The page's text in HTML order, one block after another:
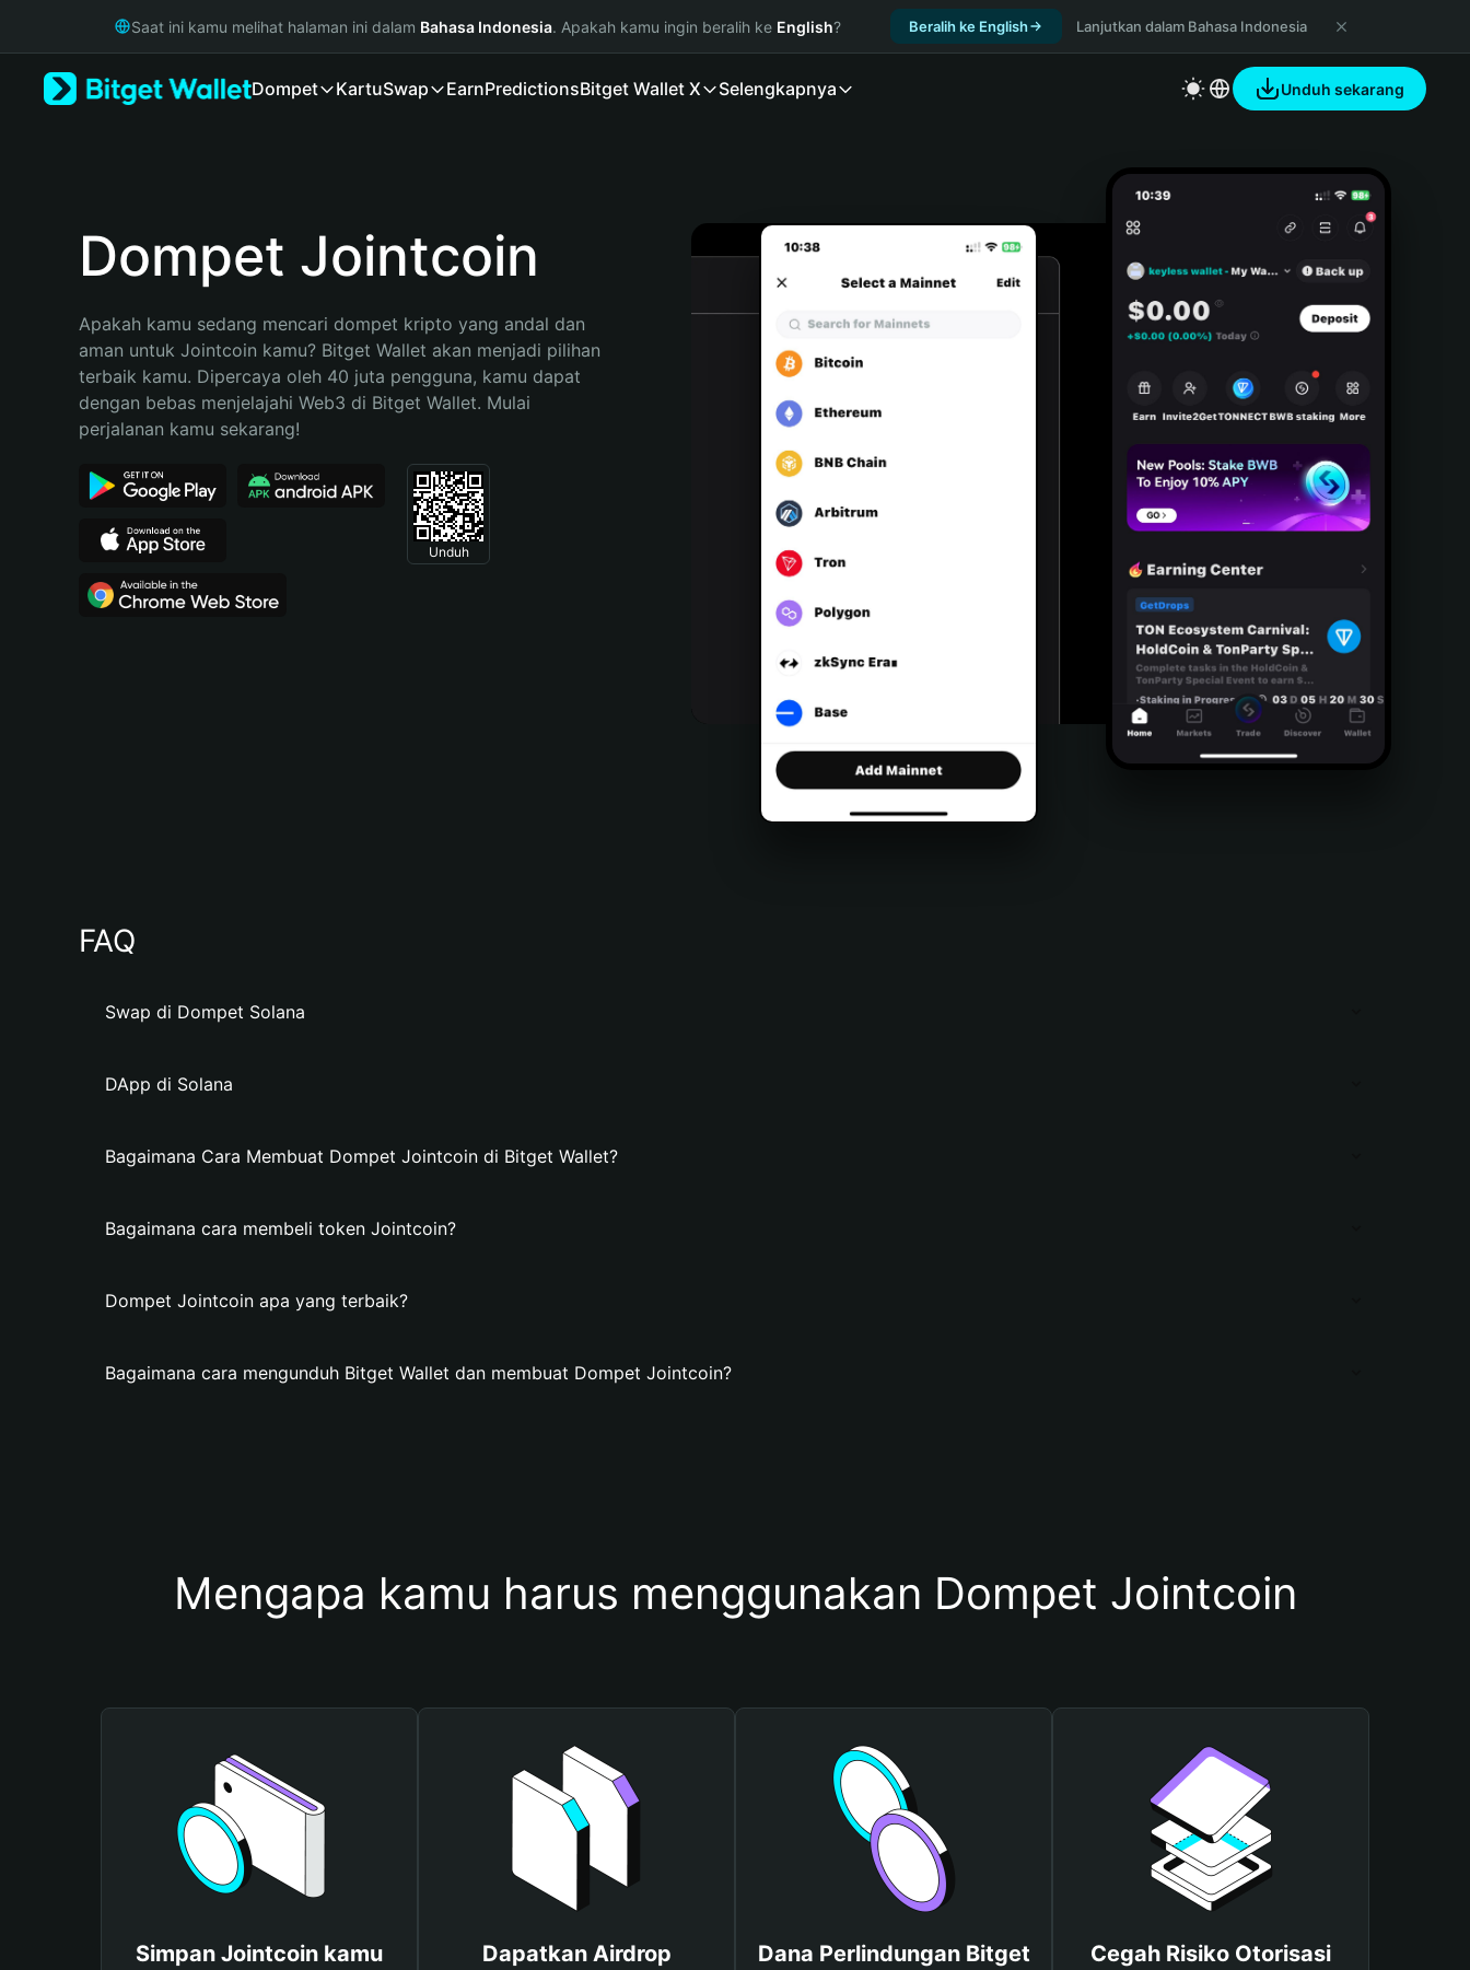
Русский
Bahasa Indonesia
Español (Argentina)
Saat ini kamu melihat halaman ini dalam Bahasa Indonesia. Apakah kamu ingin beralih ke English? Beralih ke English Lanjutkan dalam Bahasa Indonesia
Dompet KartuSwap EarnPredictionsBitget Wallet X Selengkapnya Unduh sekarang
Dompet Jointcoin
Apakah kamu sedang mencari dompet kripto yang andal dan
aman untuk Jointcoin kamu? Bitget Wallet akan menjadi pilihan
terbaik kamu. Dipercaya oleh 40 juta pengguna, kamu dapat
dengan bebas menjelajahi Web3 di Bitget Wallet. Mulai
perjalanan kamu sekarang!
Unduh
FAQ
Swap di Dompet Solana
DApp di Solana
Bagaimana Cara Membuat Dompet Jointcoin di Bitget Wallet?
Bagaimana cara membeli token Jointcoin?
Dompet Jointcoin apa yang terbaik?
Bagaimana cara mengunduh Bitget Wallet dan membuat Dompet Jointcoin?
Mengapa kamu harus menggunakan Dompet Jointcoin
Simpan Jointcoin kamu
Dapatkan Airdrop
Dana Perlindungan Bitget
Cegah Risiko Otorisasi